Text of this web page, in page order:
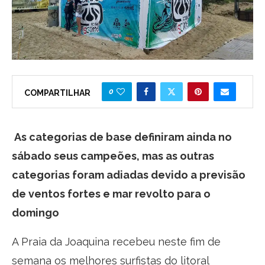
COMPARTILHAR 0
As categorias de base definiram ainda no
sábado seus campeões, mas as outras
categorias foram adiadas devido a previsão
de ventos fortes e mar revolto para o
domingo
A Praia da Joaquina recebeu neste fim de
semana os melhores surfistas do litoral